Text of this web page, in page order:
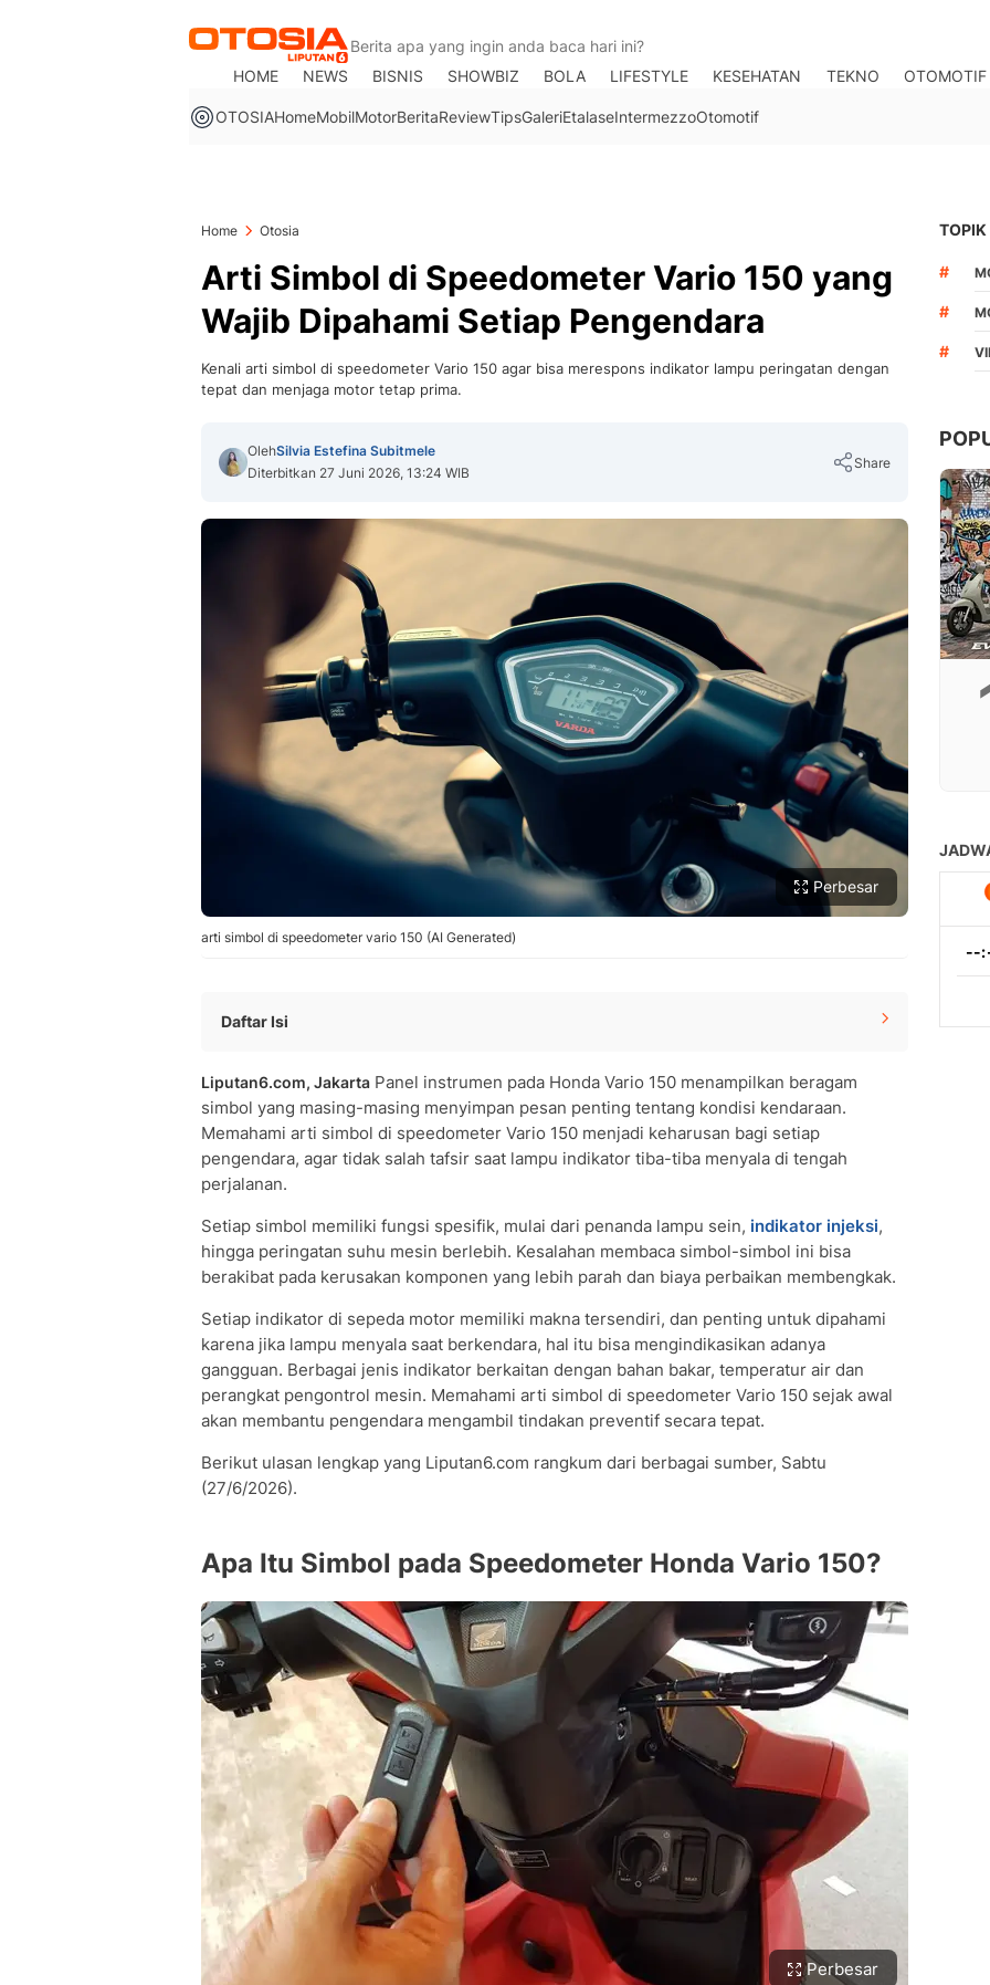
HOME
NEWS BISNIS SHOWBIZ BOLA LIFESTYLE KESEHATAN TEKNO OTOMOTIF
OTOSIAHomeMobilMotorBeritaReviewTipsGaleriEtalaseIntermezzoOtomotif
Home Otosia
Arti Simbol di Speedometer Vario 150 yang
Wajib Dipahami Setiap Pengendara
Kenali arti simbol di speedometer Vario 150 agar bisa merespons indikator lampu peringatan dengan
tepat dan menjaga motor tetap prima.
OlehSilvia Estefina Subitmele
Diterbitkan 27 Juni 2026, 13:24 WIB
Share
Perbesar
arti simbol di speedometer vario 150 (AI Generated)
Daftar Isi
Daftar Lengkap Arti Simbol di Speedometer Vario 150
Sistem Warna Lampu Indikator pada Speedometer Vario 150
Fungsi Simbol MIL dan Kode Kedipan pada Honda Vario 150
Tips Merespons Simbol Peringatan di Speedometer Vario 150
Pertanyaan Seputar Arti Simbol di Speedometer Vario 150
• Apa arti lampu kuning berbentuk mesin pada speedometer Vario 150?
• Mengapa semua lampu indikator di speedometer Vario 150 menyala saat motor
dinyalakan?
Liputan6.com, Jakarta Panel instrumen pada Honda Vario 150 menampilkan beragam
simbol yang masing-masing menyimpan pesan penting tentang kondisi kendaraan.
Memahami arti simbol di speedometer Vario 150 menjadi keharusan bagi setiap
pengendara, agar tidak salah tafsir saat lampu indikator tiba-tiba menyala di tengah
perjalanan.
Setiap simbol memiliki fungsi spesifik, mulai dari penanda lampu sein, indikator injeksi,
hingga peringatan suhu mesin berlebih. Kesalahan membaca simbol-simbol ini bisa
berakibat pada kerusakan komponen yang lebih parah dan biaya perbaikan membengkak.
Setiap indikator di sepeda motor memiliki makna tersendiri, dan penting untuk dipahami
karena jika lampu menyala saat berkendara, hal itu bisa mengindikasikan adanya
gangguan. Berbagai jenis indikator berkaitan dengan bahan bakar, temperatur air dan
perangkat pengontrol mesin. Memahami arti simbol di speedometer Vario 150 sejak awal
akan membantu pengendara mengambil tindakan preventif secara tepat.
Berikut ulasan lengkap yang Liputan6.com rangkum dari berbagai sumber, Sabtu
(27/6/2026).
Apa Itu Simbol pada Speedometer Honda Vario 150?
Perbesar
TOPIK
#
#
#